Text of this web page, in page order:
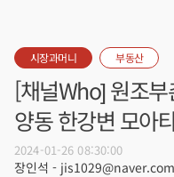
시장과머니 부동산
[채널Who] 원조
양동 한강변 모아
2024-01-26 08:30:00
장인석 - jis1029@naver.com